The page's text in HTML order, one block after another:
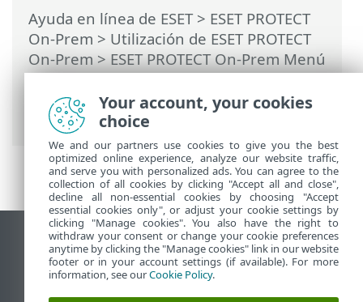
Ayuda en línea de ESET> ESET PROTECT
On-Prem > Utilización de ESET PROTECT
On-Prem>ESET PROTECT On-Prem Menú
principal> Más >Gestión de
suscripciones> Insertar archivo de
activación sin conexión
Ver sitio para ordenador
End of Life
Base de conocimiento de ESET
Your account, your cookies
choice
We and our partners use cookies to give you the best
optimized online experience, analyze our website traffic,
and serve you with personalized ads. You can agree to the
collection of all cookies by clicking "Accept all and close",
decline all non-essential cookies by choosing "Accept
essential cookies only", or adjust your cookie settings by
clicking "Manage cookies". You also have the right to
withdraw your consent or change your cookie preferences
anytime by clicking the "Manage cookies" link in our website
footer or in your account settings (if available). For more
information, see ourCookie Policy.